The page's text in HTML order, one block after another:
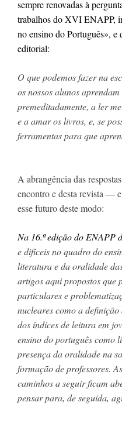
sempre renovadas à
trabalhos do XVI ENAPP,
no ensino do Português»,
editorial:
O que podemos fazer na
os nossos alunos
premeditadamente, a ler
e a amar os livros, e, se
ferramentas para que
A abrangência das
encontro e desta revista —
esse futuro deste modo:
Na 16.ª edição do ENAPP
e difíceis no quadro do
literatura e da oralidade
artigos aqui propostos que
particulares e
nucleares como a
dos índices de leitura em
ensino do português como
presença da oralidade na
formação de professores.
caminhos a seguir ficam
pensar para, de seguida,